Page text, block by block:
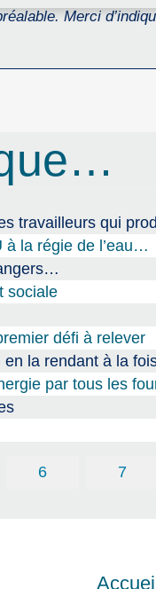
Merci
travailleurs qui
à la régie de l’eau…
sociale
défi à relever
la rendant à la
par tous les
6 7